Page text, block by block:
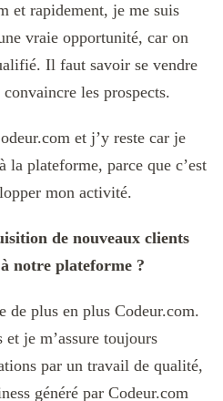
et rapidement, je me suis
vraie opportunité, car on
Il faut savoir se vendre
les prospects.
et j’y reste car je
la plateforme, parce que c’est
mon activité.
de nouveaux clients
notre plateforme ?
de plus en plus Codeur.com.
je m’assure toujours
par un travail de qualité,
généré par Codeur.com